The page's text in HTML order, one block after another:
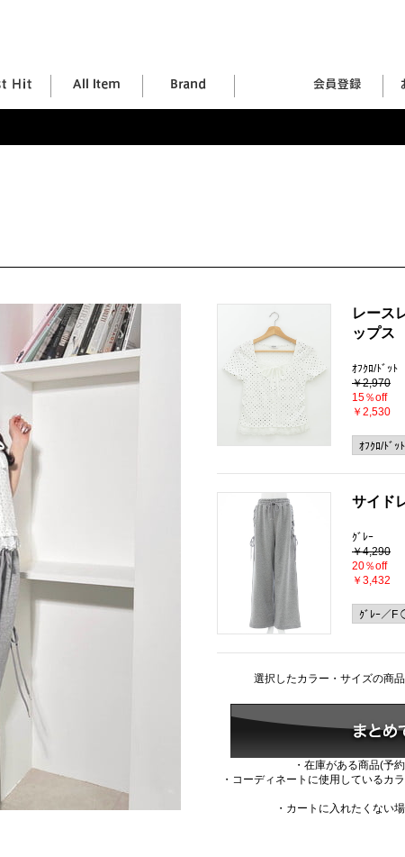
レース
ップス
ｵﾌｸﾛ/ﾄﾞｯﾄ
￥2,970
15％off
￥2,530
サイド
ｸﾞﾚｰ
￥4,290
20％off
￥3,432
選択したカラー・サイズの商
・在庫がある商品(予
・コーディネートに使用しているカ
・カートに入れたくない